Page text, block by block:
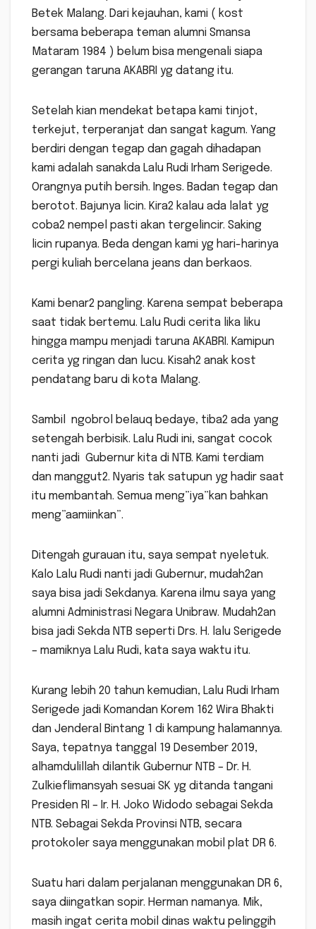
Betek Malang. Dari kejauhan, kami ( kost
bersama beberapa teman alumni Smansa
Mataram 1984 ) belum bisa mengenali siapa
gerangan taruna AKABRI yg datang itu.
Setelah kian mendekat betapa kami tinjot,
terkejut, terperanjat dan sangat kagum. Yang
berdiri dengan tegap dan gagah dihadapan
kami adalah sanakda Lalu Rudi Irham Serigede.
Orangnya putih bersih. Inges. Badan tegap dan
berotot. Bajunya licin. Kira2 kalau ada lalat yg
coba2 nempel pasti akan tergelincir. Saking
licin rupanya. Beda dengan kami yg hari-harinya
pergi kuliah bercelana jeans dan berkaos.
Kami benar2 pangling. Karena sempat beberapa
saat tidak bertemu. Lalu Rudi cerita lika liku
hingga mampu menjadi taruna AKABRI. Kamipun
cerita yg ringan dan lucu. Kisah2 anak kost
pendatang baru di kota Malang.
Sambil ngobrol belauq bedaye, tiba2 ada yang
setengah berbisik. Lalu Rudi ini, sangat cocok
nanti jadi Gubernur kita di NTB. Kami terdiam
dan manggut2. Nyaris tak satupun yg hadir saat
itu membantah. Semua meng”iya”kan bahkan
meng”aamiinkan”.
Ditengah gurauan itu, saya sempat nyeletuk.
Kalo Lalu Rudi nanti jadi Gubernur, mudah2an
saya bisa jadi Sekdanya. Karena ilmu saya yang
alumni Administrasi Negara Unibraw. Mudah2an
bisa jadi Sekda NTB seperti Drs. H. lalu Serigede
– mamiknya Lalu Rudi, kata saya waktu itu.
Kurang lebih 20 tahun kemudian, Lalu Rudi Irham
Serigede jadi Komandan Korem 162 Wira Bhakti
dan Jenderal Bintang 1 di kampung halamannya.
Saya, tepatnya tanggal 19 Desember 2019,
alhamdulillah dilantik Gubernur NTB – Dr. H.
Zulkieflimansyah sesuai SK yg ditanda tangani
Presiden RI – Ir. H. Joko Widodo sebagai Sekda
NTB. Sebagai Sekda Provinsi NTB, secara
protokoler saya menggunakan mobil plat DR 6.
Suatu hari dalam perjalanan menggunakan DR 6,
saya diingatkan sopir. Herman namanya. Mik,
masih ingat cerita mobil dinas waktu pelinggih